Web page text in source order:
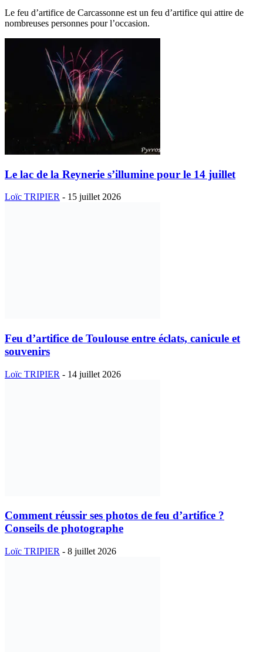
Le feu d’artifice de Carcassonne est un feu d’artifice qui attire de
nombreuses personnes pour l’occasion.
Le lac de la Reynerie s’illumine pour le 14 juillet
Loïc TRIPIER - 15 juillet 2026
Feu d’artifice de Toulouse entre éclats, canicule et
souvenirs
Loïc TRIPIER - 14 juillet 2026
Comment réussir ses photos de feu d’artifice ?
Conseils de photographe
Loïc TRIPIER - 8 juillet 2026